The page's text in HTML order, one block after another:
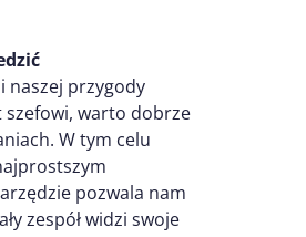
naszej przygody
szefowi, warto dobrze
W tym celu
pozwala nam
zespół widzi swoje